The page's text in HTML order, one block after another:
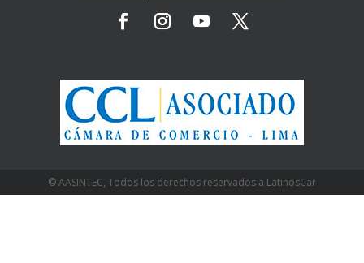
© AASINTEC, Todos los derechos reservados a LatinosCar